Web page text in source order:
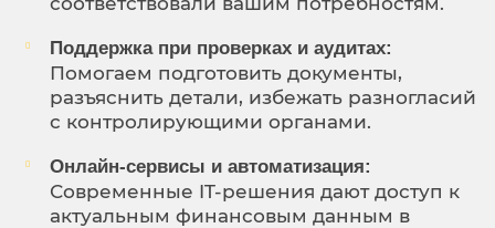
Поддержка при проверках и аудитах:
Помогаем подготовить документы,
разъяснить детали, избежать разногласий
с контролирующими органами.
Онлайн-сервисы и автоматизация:
Современные IT-решения дают доступ к
актуальным финансовым данным в